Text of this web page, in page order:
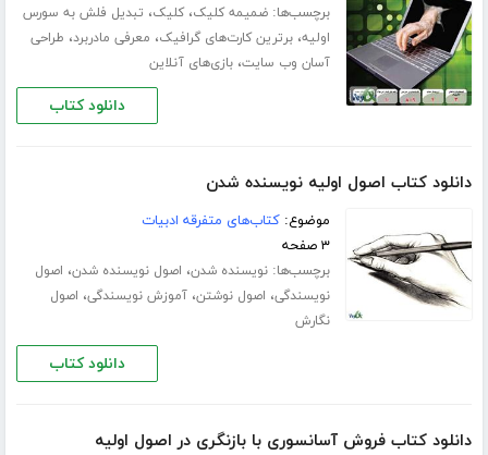
برچسب‌ها:ضمیمه کلیک،کلیک، تبدیل فلش به سورس
اولیه،برترین کارت‌های گرافیک، معرفی مادربرد، طراحی
آسان وب سایت،بازی‌های آنلاین
دانلود کتاب
دانلود کتاب اصول اولیه نویسنده شدن
موضوع:کتاب‌های متفرقه ادبیات
۳ صفحه
برچسب‌ها:نویسنده شدن، اصول نویسنده شدن، اصول
نویسندگی، اصول نوشتن،آموزش نویسندگی، اصول
نگارش
دانلود کتاب
دانلود کتاب فروش آسانسوری با بازنگری در اصول اولیه